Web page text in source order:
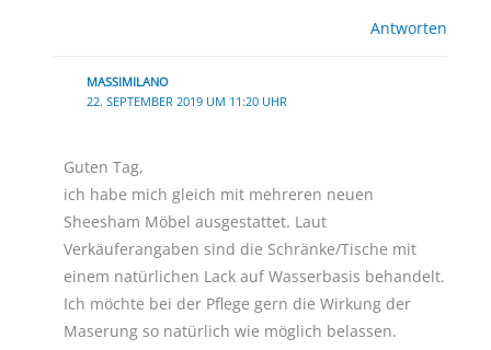
Antworten
MASSIMILANO
22. SEPTEMBER 2019 UM 11:20 UHR
Guten Tag,
ich habe mich gleich mit mehreren neuen
Sheesham Möbel ausgestattet. Laut
Verkäuferangaben sind die Schränke/Tische mit
einem natürlichen Lack auf Wasserbasis behandelt.
Ich möchte bei der Pflege gern die Wirkung der
Maserung so natürlich wie möglich belassen.